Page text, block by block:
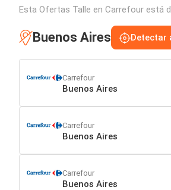
Esta Ofertas Talle en Carrefour está
Buenos Aires Detectar
Carrefour
Buenos Aires
Carrefour
Buenos Aires
Carrefour
Buenos Aires